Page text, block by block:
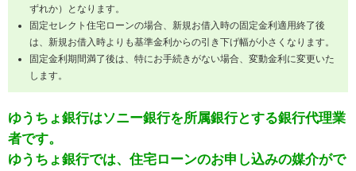
ずれか）となります。
固定セレクト住宅ローンの場合、新規お借入時の固定金利適用終了後
は、新規お借入時よりも基準金利からの引き下げ幅が小さくなります。
固定金利期間満了後は、特にお手続きがない場合、変動金利に変更いた
します。
ゆうちょ銀行はソニー銀行を所属銀行とする銀行代理業
者です。
ゆうちょ銀行では、住宅ローンのお申し込みの媒介がで